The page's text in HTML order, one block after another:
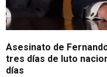
Asesinato de
tres días de luto
días